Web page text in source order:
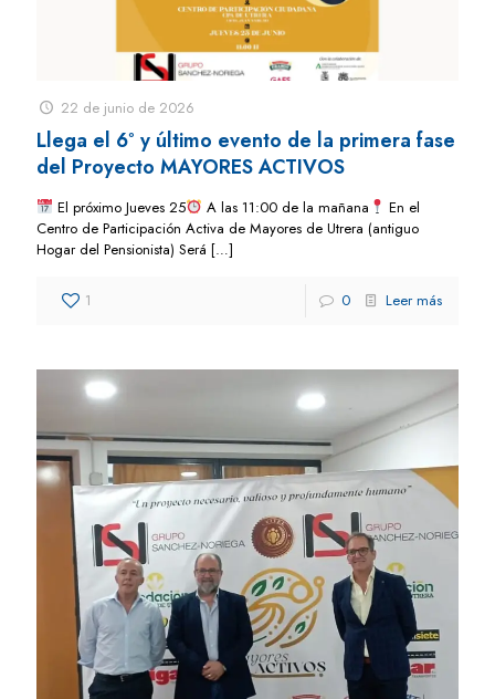
22 de junio de 2026
Llega el 6º y último evento de la primera fase
del Proyecto MAYORES ACTIVOS
El próximo Jueves 25 A las 11:00 de la mañana
En el
Centro de Participación Activa de Mayores de Utrera (antiguo
Hogar del Pensionista) Será […]
1 0 Leer más